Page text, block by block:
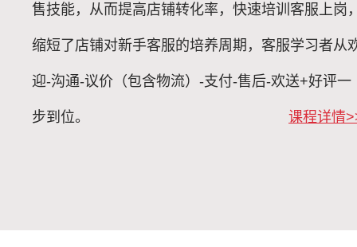
售技能，从而提高店铺转化率，快速培训客服上岗
缩短了店铺对新手客服的培养周期，客服学习者从
迎-沟通-议价（包含物流）-支付-售后-欢送+好评一
步到位。 课程详情